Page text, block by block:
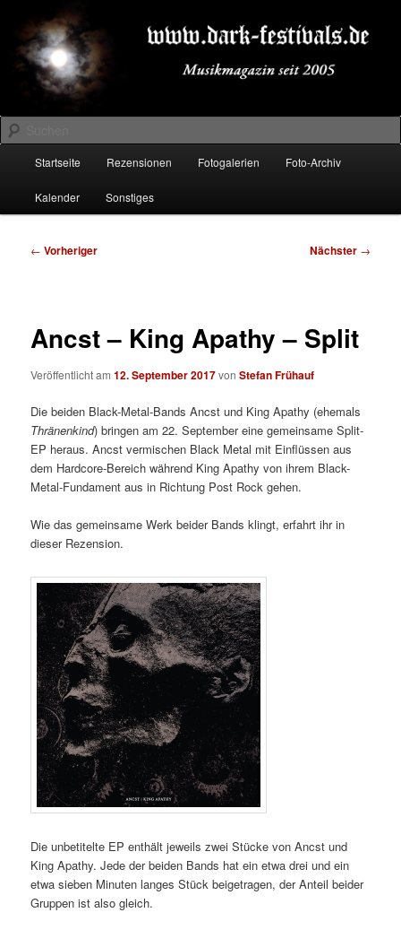
primären
Inhalt
springenDARK-FESTIVALS.DE
Suchen
Startseite Rezensionen Fotogalerien Foto-Archiv
Kalender Sonstiges
Beitragsnavigation
← Vorheriger Nächster →
Ancst – King Apathy – Split
Veröffentlicht am12. September 2017vonStefan Frühauf
Die beiden Black-Metal-Bands Ancst und King Apathy (ehemals
Thränenkind) bringen am 22. September eine gemeinsame Split-
EP heraus. Ancst vermischen Black Metal mit Einflüssen aus
dem Hardcore-Bereich während King Apathy von ihrem Black-
Metal-Fundament aus in Richtung Post Rock gehen.
Wie das gemeinsame Werk beider Bands klingt, erfahrt ihr in
dieser Rezension.
Die unbetitelte EP enthält jeweils zwei Stücke von Ancst und
King Apathy. Jede der beiden Bands hat ein etwa drei und ein
etwa sieben Minuten langes Stück beigetragen, der Anteil beider
Gruppen ist also gleich.